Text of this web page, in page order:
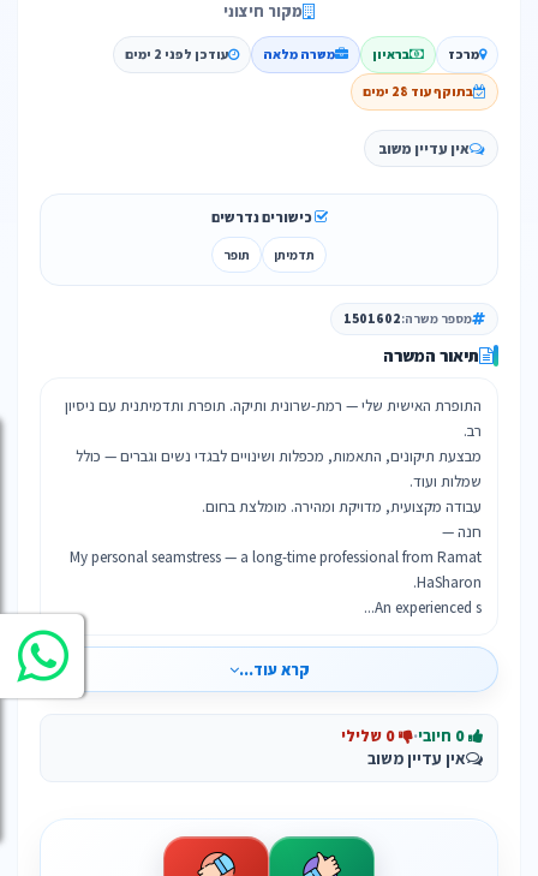
מקור חיצוני
מרכז בראיון משרה מלאה עודכן לפני 2 ימים
בתוקף עוד 28 ימים
אין עדיין משוב
כישורים נדרשים
תדמיתן תופר
מספר משרה:1501602
תיאור המשרה
התופרת האישית שלי — רמת-שרונית ותיקה. תופרת ותדמיתנית עם ניסיון
מבצעת תיקונים, התאמות, מכפלות ושינויים לבגדי נשים וגברים — כולל
My personal seamstress — a long-time professional from Ramat
An experienced s...
קרא עוד...
·
אין עדיין משוב